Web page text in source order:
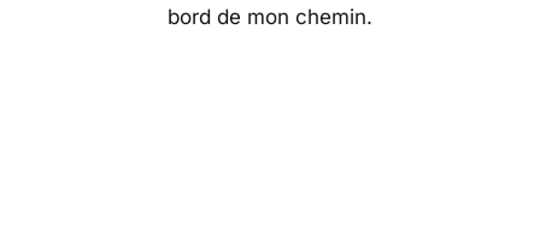
bord de mon chemin.